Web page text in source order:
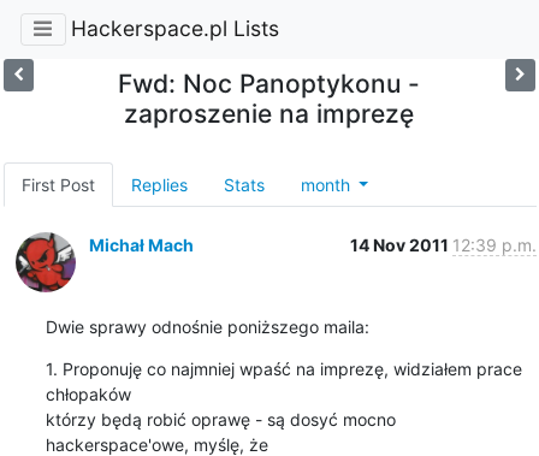
Hackerspace.pl Lists
Fwd: Noc Panoptykonu -
zaproszenie na imprezę
First Post Replies Stats month
Michał Mach 14 Nov 2011 12:39 p.m.
Dwie sprawy odnośnie poniższego maila:
1. Proponuję co najmniej wpaść na imprezę, widziałem prace
chłopaków
którzy będą robić oprawę - są dosyć mocno
hackerspace'owe, myślę, że